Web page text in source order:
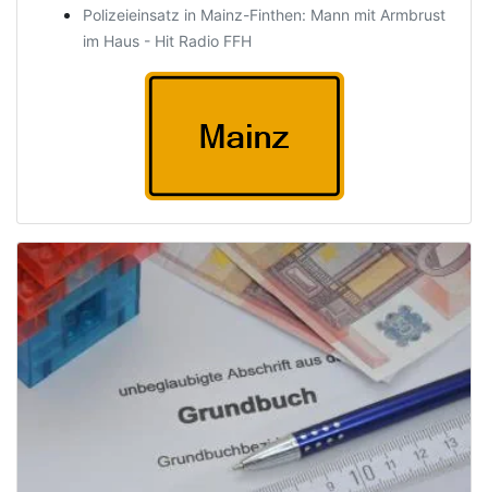
Polizeieinsatz in Mainz-Finthen: Mann mit Armbrust
im Haus - Hit Radio FFH